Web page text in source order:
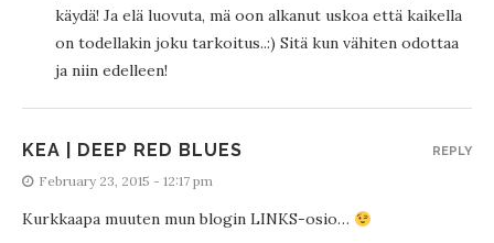
käydä! Ja elä luovuta, mä oon alkanut uskoa että kaikella
on todellakin joku tarkoitus..:) Sitä kun vähiten odottaa
ja niin edelleen!
KEA | DEEP RED BLUES
February 23, 2015 - 12:17 pm
Kurkkaapa muuten mun blogin LINKS-osio…
REPLY